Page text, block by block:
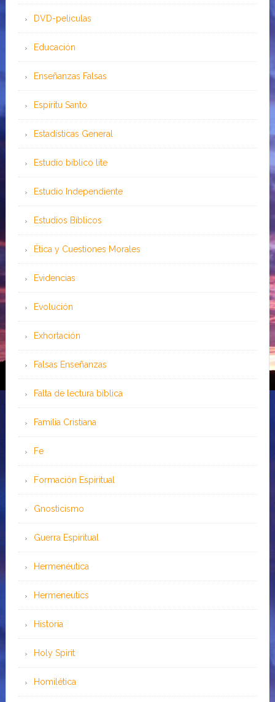
DVD-peliculas
Educación
Enseñanzas Falsas
Espíritu Santo
Estadísticas General
Estudio bíblico lite
Estudio Independiente
Estudios Bíblicos
Ética y Cuestiones Morales
Evidencias
Evolución
Exhortación
Falsas Enseñanzas
Falta de lectura bíblica
Familia Cristiana
Fe
Formación Espiritual
Gnosticismo
Guerra Espiritual
Hermenéutica
Hermeneutics
Historia
Holy Spirit
Homilética